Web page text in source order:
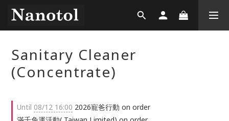
Sanitary Cleaner
(Concentrate)
Until 08/12 16:00 2026寵爸行動 on order